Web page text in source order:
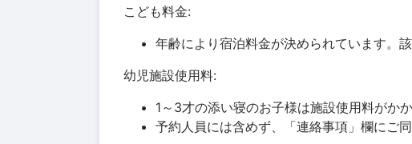
こども料金:
年齢により宿泊料金が決められています。
幼児施設使用料:
1～3才の添い寝のお子様は施設使用料がか
予約人員には含めず、「連絡事項」欄にご